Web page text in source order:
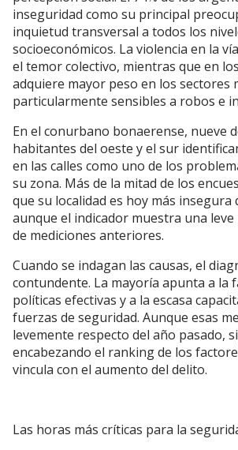
inseguridad como su principal
inquietud transversal a todos los
socioeconómicos. La violencia en la
el temor colectivo, mientras que en
adquiere mayor peso en los sectores
particularmente sensibles a robos e
En el conurbano bonaerense, nueve
habitantes del oeste y el sur
en las calles como uno de los
su zona. Más de la mitad de los
que su localidad es hoy más insegura
aunque el indicador muestra una
de mediciones anteriores.
Cuando se indagan las causas, el
contundente. La mayoría apunta a la
políticas efectivas y a la escasa
fuerzas de seguridad. Aunque esas
levemente respecto del año pasado,
encabezando el ranking de los
vincula con el aumento del delito.
Las horas más críticas para la